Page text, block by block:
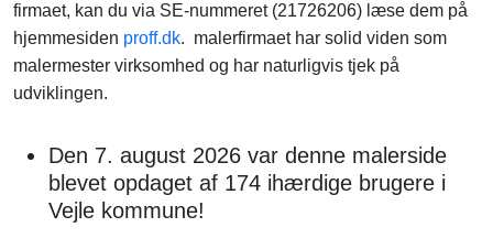
firmaet, kan du via SE-nummeret (21726206) læse dem på
hjemmesiden proff.dk. malerfirmaet har solid viden som
malermester virksomhed og har naturligvis tjek på
udviklingen.
Den 7. august 2026 var denne malerside
blevet opdaget af 174 ihærdige brugere i
Vejle kommune!